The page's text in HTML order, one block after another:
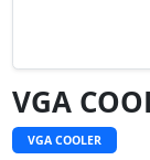
VGA
VGA COOLER